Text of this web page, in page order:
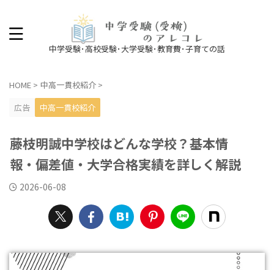
中学受験･高校受験･大学受験･教育費･子育ての話
HOME > 中高一貫校紹介 >
広告
中高一貫校紹介
藤枝明誠中学校はどんな学校？基本情
報・偏差値・大学合格実績を詳しく解説
2026-06-08